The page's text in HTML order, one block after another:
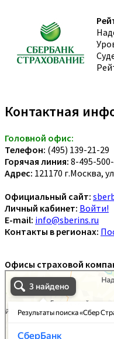
Контактная
Головной офис:
Телефон: (495) 139-21-29
Горячая линия: 8-495-
Адрес: 121170 г.Москва,
Официальный сайт:
Личный кабинет: Войти!
E-mail: info@sberins.ru
Контакты в регионах:
Офисы страховой